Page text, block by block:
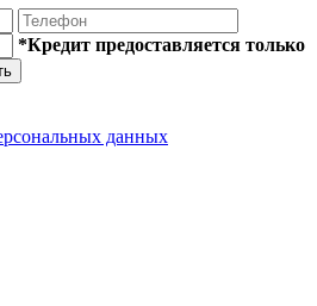
*Кредит предоставляется только
данных